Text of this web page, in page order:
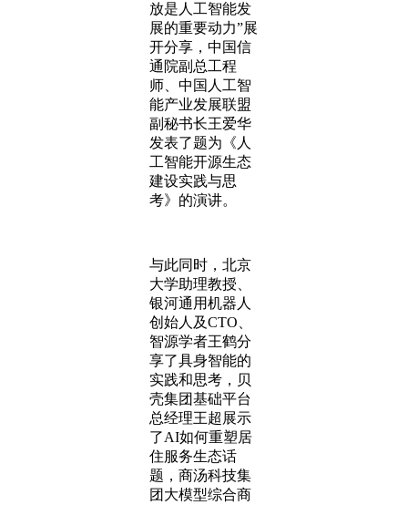
放是人工智能发
展的重要动力”展
开分享，中国信
通院副总工程
师、中国人工智
能产业发展联盟
副秘书长王爱华
发表了题为《人
工智能开源生态
建设实践与思
考》的演讲。
与此同时，北京
大学助理教授、
银河通用机器人
创始人及CTO、
智源学者王鹤分
享了具身智能的
实践和思考，贝
壳集团基础平台
总经理王超展示
了AI如何重塑居
住服务生态话
题，商汤科技集
团大模型综合商